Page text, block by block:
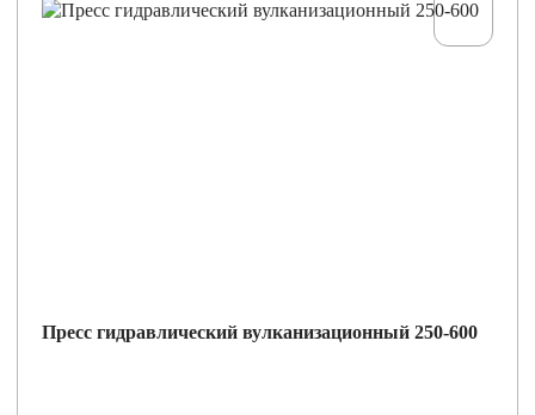
Пресс гидравлический вулканизационный 250-600